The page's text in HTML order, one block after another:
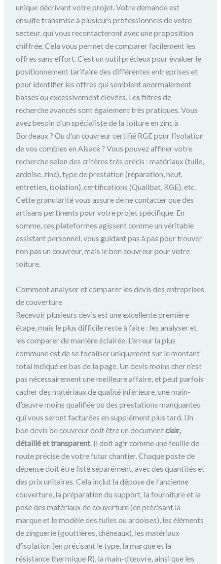
unique décrivant votre projet. Votre demande est
ensuite transmise à plusieurs professionnels de votre
secteur, qui vous recontacteront avec une proposition
chiffrée. Cela vous permet de comparer facilement les
offres sans effort. C’est un outil précieux pour évaluer le
positionnement tarifaire des différentes entreprises et
pour identifier les offres qui semblent anormalement
basses ou excessivement élevées. Les filtres de
recherche avancés sont également très pratiques. Vous
avez besoin d’un spécialiste de la toiture en zinc à
Bordeaux ? Ou d’un couvreur certifié RGE pour l’isolation
de vos combles en Alsace ? Vous pouvez affiner votre
recherche selon des critères très précis : matériaux (tuile,
ardoise, zinc), type de prestation (réparation, neuf,
entretien, isolation), certifications (Qualibat, RGE), etc.
Cette granularité vous assure de ne contacter que des
artisans pertinents pour votre projet spécifique. En
somme, ces plateformes agissent comme un véritable
assistant personnel, vous guidant pas à pas pour trouver
non pas un couvreur, mais le bon couvreur pour votre
toiture.
Comment analyser et comparer les devis des entreprises
de couverture
Recevoir plusieurs devis est une excellente première
étape, mais le plus difficile reste à faire : les analyser et
les comparer de manière éclairée. L’erreur la plus
commune est de se focaliser uniquement sur le montant
total indiqué en bas de la page. Un devis moins cher n’est
pas nécessairement une meilleure affaire, et peut parfois
cacher des matériaux de qualité inférieure, une main-
d’œuvre moins qualifiée ou des prestations manquantes
qui vous seront facturées en supplément plus tard. Un
bon devis de couvreur doit être un documentclair,
détaillé et transparent. Il doit agir comme une feuille de
route précise de votre futur chantier. Chaque poste de
dépense doit être listé séparément, avec des quantités et
des prix unitaires. Cela inclut la dépose de l’ancienne
couverture, la préparation du support, la fourniture et la
pose des matériaux de couverture (en précisant la
marque et le modèle des tuiles ou ardoises), les éléments
de zinguerie (gouttières, chéneaux), les matériaux
d’isolation (en précisant le type, la marque et la
résistance thermique R), la main-d’œuvre, ainsi que les